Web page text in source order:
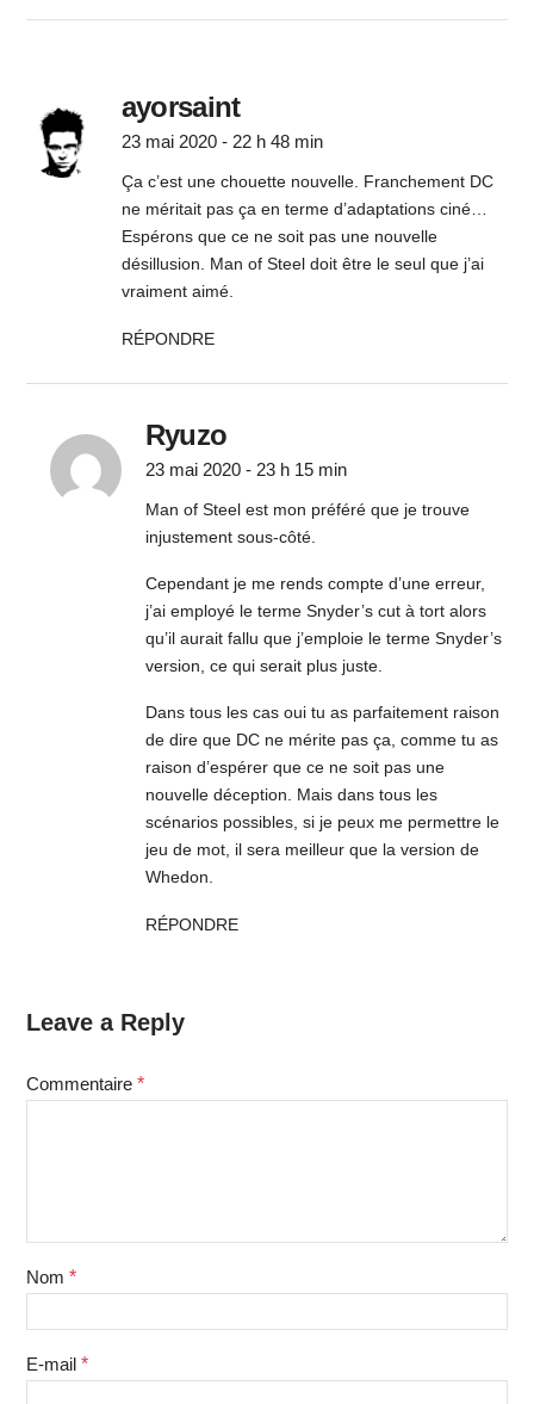
ayorsaint
23 mai 2020 - 22 h 48 min
Ça c’est une chouette nouvelle. Franchement DC
ne méritait pas ça en terme d’adaptations ciné…
Espérons que ce ne soit pas une nouvelle
désillusion. Man of Steel doit être le seul que j’ai
vraiment aimé.
RÉPONDRE
Ryuzo
23 mai 2020 - 23 h 15 min
Man of Steel est mon préféré que je trouve
injustement sous-côté.
Cependant je me rends compte d’une erreur,
j’ai employé le terme Snyder’s cut à tort alors
qu’il aurait fallu que j’emploie le terme Snyder’s
version, ce qui serait plus juste.
Dans tous les cas oui tu as parfaitement raison
de dire que DC ne mérite pas ça, comme tu as
raison d’espérer que ce ne soit pas une
nouvelle déception. Mais dans tous les
scénarios possibles, si je peux me permettre le
jeu de mot, il sera meilleur que la version de
Whedon.
RÉPONDRE
Leave a Reply
Commentaire *
Nom *
E-mail *